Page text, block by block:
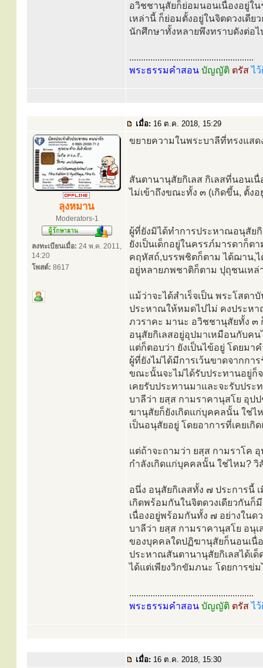
อวิชชานุสัยก็ย่อมนอนเนื่องอยู่ใ
เหล่านี้ ก็ย่อมตั้งอยู่ในจิตดวงเดี
นักศึกษาทั้งหลายพึงทราบดังต่อไ
.....................................................
พระธรรมคำสอน บัญญัติ ตรัสไ
เมื่อ: 16 ต.ค. 2018, 15:29
ลุงหมาน
Moderators-1
ลงทะเบียนเมื่อ: 24 พ.ค. 2011,
14:20
โพสต์: 8617
ขยายความในพระบาลีที่ทรงแสด
สันตานานุสัยกิเลส กิเลสที่นอนเ
ไม่เข้าถึงขณะทั้ง ๓ (เกิดขึ้น, ตั้ง
ผู้ที่ยังมิได้ทำการประหาณอนุสัย
ยังเป็นเด็กอยู่ในครรภ์มารดาก็ต
คฤหัสถ์,บรรพชิตก็ตาม ได้ฌาน,ไ
อยู่หลายภพชาติก็ตาม ปุถุชนเหล่
แม้ว่าจะได้สำเร็จเป็น พระโสด
ประหาณให้หมดไปไม่ คงประห
ภวราคะ มานะ อวิชชานุสัยทั้ง ๓
อนุสัยกิเลสอยู่อุปมาเหมือนกับค
แต่ก็ตอบว่า ยังเป็นไข้อยู่ โดยม
ผู้ที่ยังไม่ได้มีการเว้นขาดจากกา
ขณะนั้นจะไม่ได้รับประทานอยู่ก็จ
เคยรับประทานมาและจะรับปร
บาลีว่า ยสฺส กามราคานุสโย อุป
ฆานุสัยก็ยังเกิดแก่บุคคลนั้น ใช่ไ
เป็นอนุสัยอยู่ โดยอาการที่เคยเกิ
แต่ถ้าจะถามว่า ยสฺส กามราโค
กำลังเกิดแก่บุคคลนั้น ใช่ไหม?
อนึ่ง อนุสัยกิเลสทั้ง ๗ ประการนี้
เกิดพร้อมกันในจิตดวงเดียวกันก็
เนื่องอยู่พร้อมกันทั้ง ๗ อย่างในด
บาลีว่า ยสฺส กามราคานุสโย อนุ
ของบุคคลใดปฏิฆานุสัยก็นอนเนื่
ประหาณสันตานานุสัยกิเลสได้
ได้แต่เพียงวิกขัมภนะ โดยการข่
.....................................................
พระธรรมคำสอน บัญญัติ ตรัสไ
เมื่อ: 16 ต.ค. 2018, 15:30